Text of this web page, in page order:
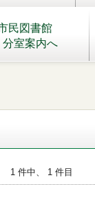
民図書館
分室案内へ
1 件中、 1 件目